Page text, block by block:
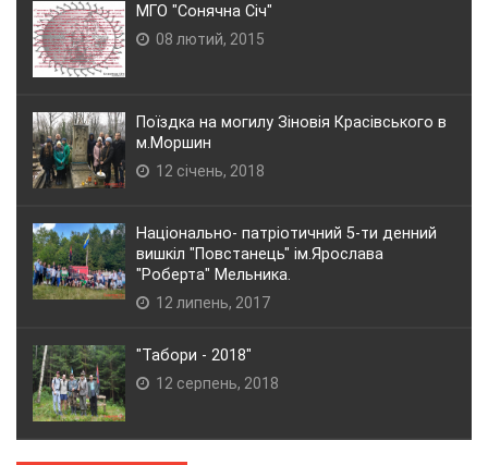
МГО "Сонячна Січ"
08 лютий, 2015
Поїздка на могилу Зіновія Красівського в
м.Моршин
12 січень, 2018
Національно- патріотичний 5-ти денний
вишкіл "Повстанець" ім.Ярослава
"Роберта" Мельника.
12 липень, 2017
"Табори - 2018"
12 серпень, 2018